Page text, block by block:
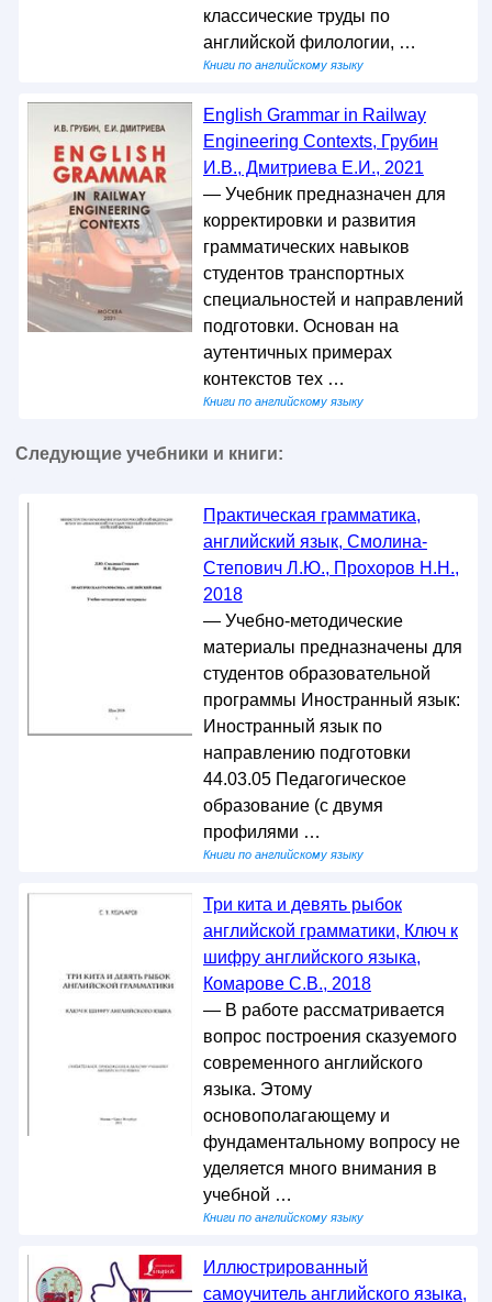
классические труды по
английской филологии, …
Книги по английскому языку
English Grammar in Railway
Engineering Contexts, Грубин
И.В., Дмитриева Е.И., 2021
— Учебник предназначен для
корректировки и развития
грамматических навыков
студентов транспортных
специальностей и направлений
подготовки. Основан на
аутентичных примерах
контекстов тех …
Книги по английскому языку
Следующие учебники и книги:
Практическая грамматика,
английский язык, Смолина-
Степович Л.Ю., Прохоров Н.Н.,
2018
— Учебно-методические
материалы предназначены для
студентов образовательной
программы Иностранный язык:
Иностранный язык по
направлению подготовки
44.03.05 Педагогическое
образование (с двумя
профилями …
Книги по английскому языку
Три кита и девять рыбок
английской грамматики, Ключ к
шифру английского языка,
Комарове С.В., 2018
— В работе рассматривается
вопрос построения сказуемого
современного английского
языка. Этому
основополагающему и
фундаментальному вопросу не
уделяется много внимания в
учебной …
Книги по английскому языку
Иллюстрированный
самоучитель английского языка,